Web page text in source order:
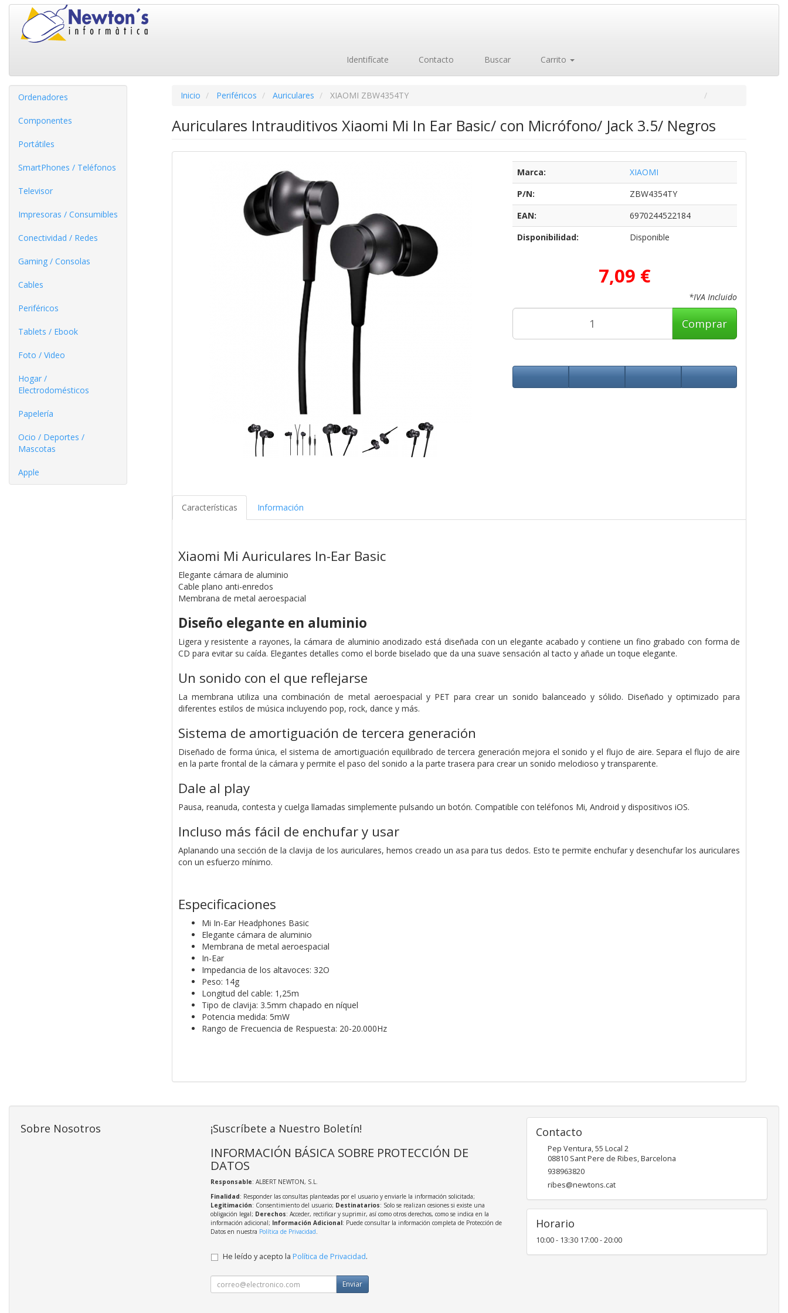
Identifícate Contacto Buscar Carrito
Ordenadores
Componentes
Portátiles
SmartPhones / Teléfonos
Televisor
Impresoras / Consumibles
Conectividad / Redes
Gaming / Consolas
Cables
Periféricos
Tablets / Ebook
Foto / Video
Hogar /
Electrodomésticos
Papelería
Ocio / Deportes /
Mascotas
Apple
Inicio Periféricos Auriculares XIAOMI ZBW4354TY
Auriculares Intrauditivos Xiaomi Mi In Ear Basic/ con Micrófono/ Jack 3.5/ Negros
Marca:
XIAOMI
P/N:
ZBW4354TY
EAN:
6970244522184
Disponibilidad:
Disponible
7,09 €
*IVA Incluido
Comprar
Características Información
Xiaomi Mi Auriculares In-Ear Basic
Elegante cámara de aluminio
Cable plano anti-enredos
Membrana de metal aeroespacial
Diseño elegante en aluminio
Ligera y resistente a rayones, la cámara de aluminio anodizado está diseñada con un elegante acabado y contiene un fino grabado con forma de
CD para evitar su caída. Elegantes detalles como el borde biselado que da una suave sensación al tacto y añade un toque elegante.
Un sonido con el que reflejarse
La membrana utiliza una combinación de metal aeroespacial y PET para crear un sonido balanceado y sólido. Diseñado y optimizado para
diferentes estilos de música incluyendo pop, rock, dance y más.
Sistema de amortiguación de tercera generación
Diseñado de forma única, el sistema de amortiguación equilibrado de tercera generación mejora el sonido y el flujo de aire. Separa el flujo de aire
en la parte frontal de la cámara y permite el paso del sonido a la parte trasera para crear un sonido melodioso y transparente.
Dale al play
Pausa, reanuda, contesta y cuelga llamadas simplemente pulsando un botón. Compatible con teléfonos Mi, Android y dispositivos iOS.
Incluso más fácil de enchufar y usar
Aplanando una sección de la clavija de los auriculares, hemos creado un asa para tus dedos. Esto te permite enchufar y desenchufar los auriculares
con un esfuerzo mínimo.
Especificaciones
Mi In-Ear Headphones Basic
Elegante cámara de aluminio
Membrana de metal aeroespacial
In-Ear
Impedancia de los altavoces: 32O
Peso: 14g
Longitud del cable: 1,25m
Tipo de clavija: 3.5mm chapado en níquel
Potencia medida: 5mW
Rango de Frecuencia de Respuesta: 20-20.000Hz
Sobre Nosotros ¡Suscríbete a Nuestro Boletín!
INFORMACIÓN BÁSICA SOBRE PROTECCIÓN DE
DATOS
Responsable: ALBERT NEWTON, S.L.
Finalidad: Responder las consultas planteadas por el usuario y enviarle la información solicitada;
Legitimación: Consentimiento del usuario; Destinatarios: Solo se realizan cesiones si existe una
obligación legal; Derechos: Acceder, rectificar y suprimir, así como otros derechos, como se indica en la
información adicional; Información Adicional: Puede consultar la información completa de Protección de
Datos en nuestra Política de Privacidad.
He leído y acepto la Política de Privacidad.
Enviar
Contacto
Pep Ventura, 55 Local 2
08810 Sant Pere de Ribes,Barcelona
938963820
ribes@newtons.cat
Horario
10:00 - 13:30 17:00 - 20:00